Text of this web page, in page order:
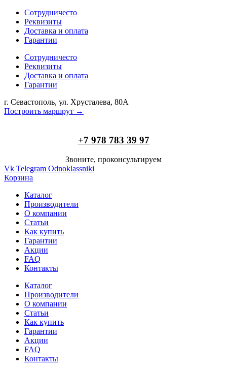
Сотрудничесто
Реквизиты
Доставка и оплата
Гарантии
Сотрудничесто
Реквизиты
Доставка и оплата
Гарантии
г. Севастополь, ул. Хрусталева, 80А
Построить маршрут →
+7 978 783 39 97
Звоните, проконсультируем
Vk Telegram Odnoklassniki
Корзина
Каталог
Производители
О компании
Статьи
Как купить
Гарантии
Акции
FAQ
Контакты
Каталог
Производители
О компании
Статьи
Как купить
Гарантии
Акции
FAQ
Контакты